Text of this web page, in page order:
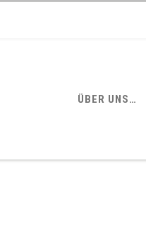
ÜBER UNS…